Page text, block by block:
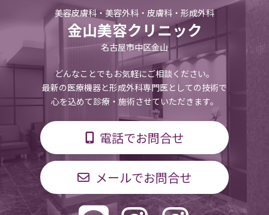
美容皮膚科・美容外科・皮膚科・形成外科
金山美容クリニック
名古屋市中区金山
どんなことでもお気軽にご相談ください。
最新の医療機器と形成外科専門医としての技術で
心を込めて診療・施術させていただきます。
電話でお問合せ
メールでお問合せ